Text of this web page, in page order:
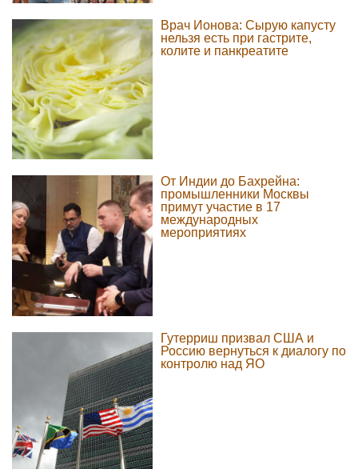
Врач Ионова: Сырую капусту
нельзя есть при гастрите,
колите и панкреатите
От Индии до Бахрейна:
промышленники Москвы
примут участие в 17
международных
мероприятиях
Гутерриш призвал США и
Россию вернуться к диалогу по
контролю над ЯО